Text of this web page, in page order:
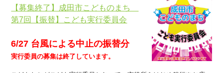
【募集終了】成田市こどものまち
第7回【振替】こども実行委員会
6/27 台風による中止の振替分
実行委員の募集は終了しています。